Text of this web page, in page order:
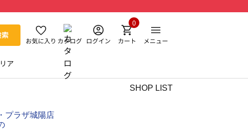
お気に入り カタログ ログイン カート
0
メニュー
ア
SHOP LIST
プラザ城陽店